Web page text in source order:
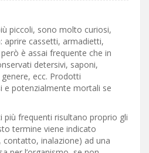
piccoli, sono molto curiosi,
aprire cassetti, armadietti,
è assai frequente che in
detersivi, saponi,
ecc. Prodotti
e potenzialmente mortali se
più frequenti risultano proprio gli
termine viene indicato
contatto, inalazione) ad una